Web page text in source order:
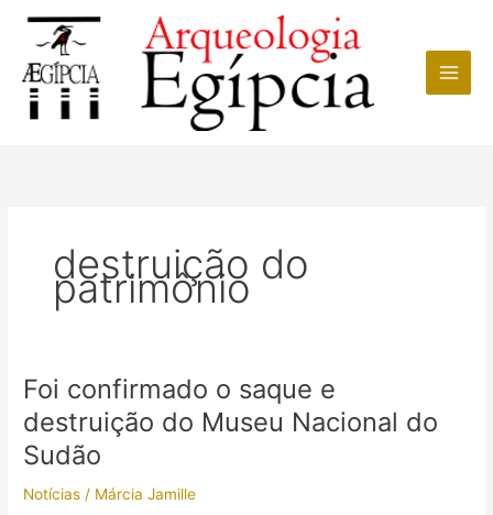
conteúdo
destruição do
patrimônio
Foi confirmado o saque e
destruição do Museu Nacional do
Sudão
Notícias / Márcia Jamille